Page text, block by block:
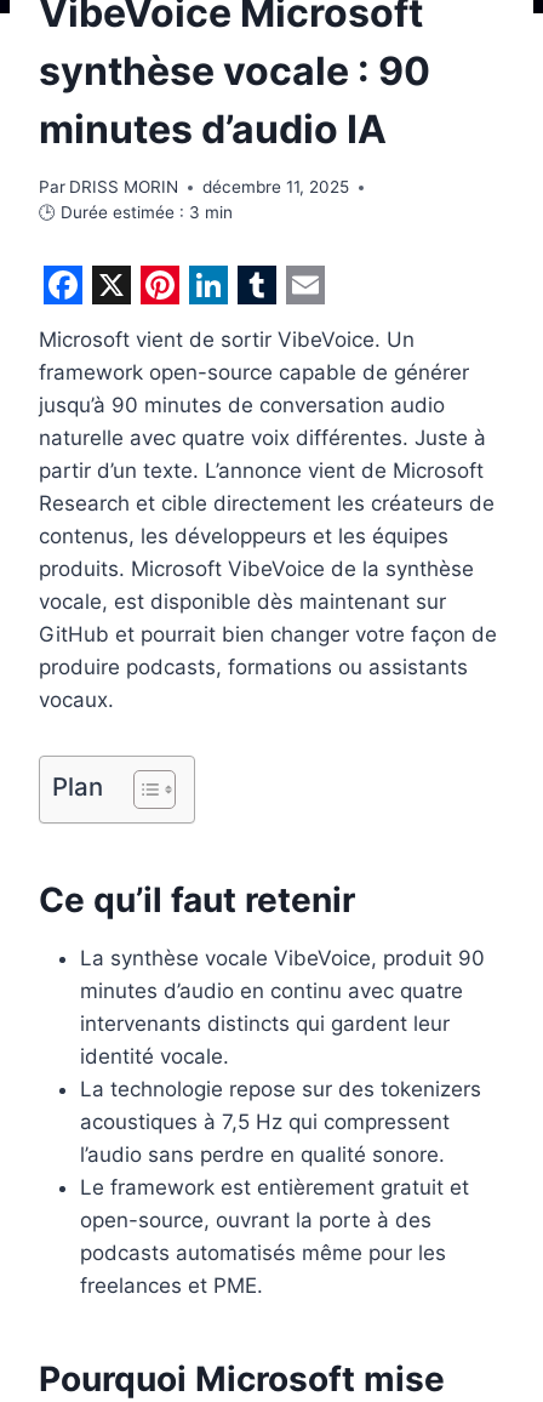
VibeVoice Microsoft
synthèse vocale : 90
minutes d’audio IA
Par DRISS MORIN
décembre 11, 2025
🕒 Durée estimée : 3 min
F
a
c
e
b
o
o
k
X P
i
n
t
e
r
e
s
t
L
i
n
k
e
d
I
n
T
u
m
b
l
r
E
m
a
i
l
Microsoft vient de sortir VibeVoice. Un
framework open-source capable de générer
jusqu’à 90 minutes de conversation audio
naturelle avec quatre voix différentes. Juste à
partir d’un texte. L’annonce vient de Microsoft
Research et cible directement les créateurs de
contenus, les développeurs et les équipes
produits. Microsoft VibeVoice de la synthèse
vocale, est disponible dès maintenant sur
GitHub et pourrait bien changer votre façon de
produire podcasts, formations ou assistants
vocaux.
Plan
Ce qu’il faut retenir
La synthèse vocale VibeVoice, produit 90
minutes d’audio en continu avec quatre
intervenants distincts qui gardent leur
identité vocale.
La technologie repose sur des tokenizers
acoustiques à 7,5 Hz qui compressent
l’audio sans perdre en qualité sonore.
Le framework est entièrement gratuit et
open-source, ouvrant la porte à des
podcasts automatisés même pour les
freelances et PME.
Pourquoi Microsoft mise